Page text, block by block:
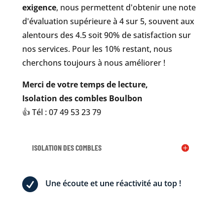
exigence, nous permettent d'obtenir une note
d'évaluation supérieure à 4 sur 5, souvent aux
alentours des 4.5 soit 90% de satisfaction sur
nos services. Pour les 10% restant, nous
cherchons toujours à nous améliorer !
Merci de votre temps de lecture,
Isolation des combles Boulbon
👍 Tél : 07 49 53 23 79
ISOLATION DES COMBLES
 Une écoute et une réactivité au top !